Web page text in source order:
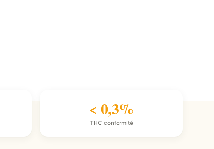
< 0,3%
THC conformité